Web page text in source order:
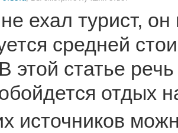
ехал турист, он
средней
этой статье
отдых
источников